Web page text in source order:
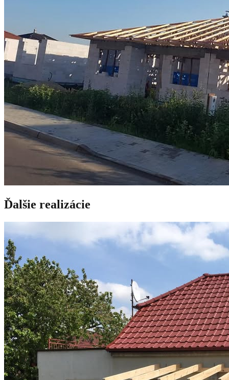
Ďalšie realizácie